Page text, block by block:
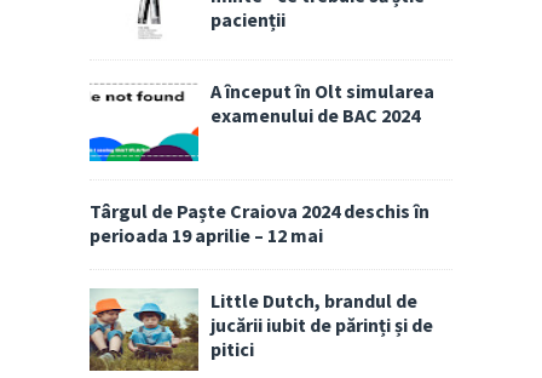
pacienții
A început în Olt simularea
examenului de BAC 2024
Târgul de Paște Craiova 2024 deschis în
perioada 19 aprilie – 12 mai
Little Dutch, brandul de
jucării iubit de părinți și de
pitici